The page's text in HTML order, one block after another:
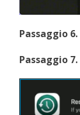
Passaggio 6.
Passaggio 7.